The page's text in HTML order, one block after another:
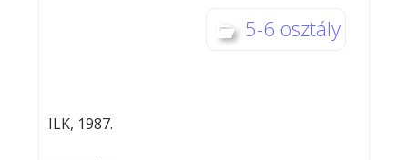
5-6 osztály
ILK, 1987.